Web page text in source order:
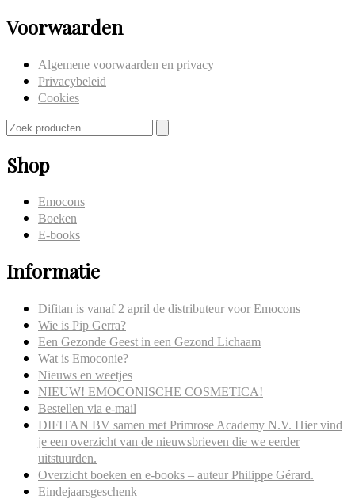
Voorwaarden
Algemene voorwaarden en privacy
Privacybeleid
Cookies
Shop
Emocons
Boeken
E-books
Informatie
Difitan is vanaf 2 april de distributeur voor Emocons
Wie is Pip Gerra?
Een Gezonde Geest in een Gezond Lichaam
Wat is Emoconie?
Nieuws en weetjes
NIEUW! EMOCONISCHE COSMETICA!
Bestellen via e-mail
DIFITAN BV samen met Primrose Academy N.V. Hier vind
je een overzicht van de nieuwsbrieven die we eerder
uitstuurden.
Overzicht boeken en e-books – auteur Philippe Gérard.
Eindejaarsgeschenk